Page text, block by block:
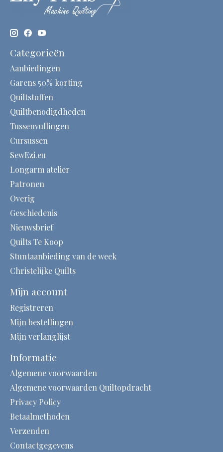
Categorieën
Aanbiedingen
Garens 50% korting
Quiltstoffen
Quiltbenodigdheden
Tussenvullingen
Cursussen
SewEzi.eu
Longarm atelier
Patronen
Overig
Geschiedenis
Nieuwsbrief
Quilts Te Koop
Stuntaanbieding van de week
Christelijke Quilts
Mijn account
Registreren
Mijn bestellingen
Mijn verlanglijst
Informatie
Algemene voorwaarden
Algemene voorwaarden Quiltopdracht
Privacy Policy
Betaalmethoden
Verzenden
Contactgegevens